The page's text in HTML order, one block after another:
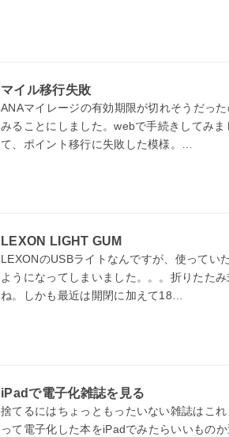
マイル移行失敗
ANAマイレージの有効期限が切れそうだっ
みることにしました。webで手続きしてみ
て、ポイント移行に失敗した模様。
LEXON LIGHT GUM
LEXONのUSBライトなんですが、使ってい
ようになってしまいました。。。折りたた
ね。しかも最近は開閉に加えて18…
iPadで電子化雑誌を見る
捨てるにはちょっともったいない雑誌はこ
って電子化した本をiPadでみたらいいもの